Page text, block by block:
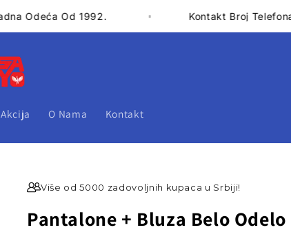
Sayo Radna Odeća Od 1992.
Akcija O Nama Kontakt
Više od 5000 zadovoljnih kupaca u Srbiji!
Pantalone + Bluza Belo Odelo